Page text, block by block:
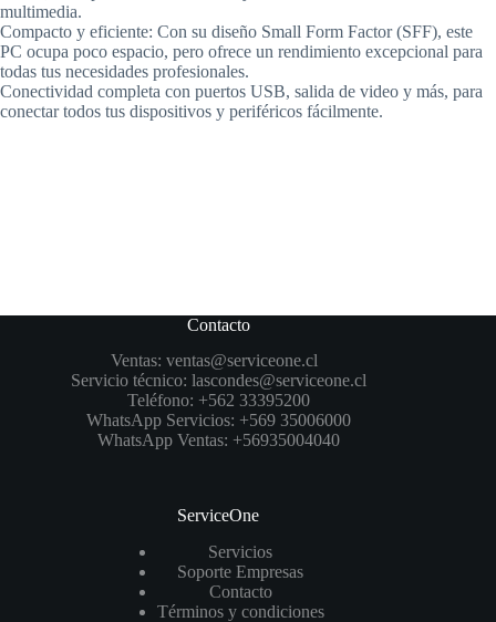
multimedia.
Compacto y eficiente: Con su diseño Small Form Factor (SFF), este
PC ocupa poco espacio, pero ofrece un rendimiento excepcional para
todas tus necesidades profesionales.
Conectividad completa con puertos USB, salida de video y más, para
conectar todos tus dispositivos y periféricos fácilmente.
Contacto
Ventas: ventas@serviceone.cl
Servicio técnico: lascondes@serviceone.cl
Teléfono: +562 33395200
WhatsApp Servicios: +569 35006000
WhatsApp Ventas: +56935004040
ServiceOne
Servicios
Soporte Empresas
Contacto
Términos y condiciones